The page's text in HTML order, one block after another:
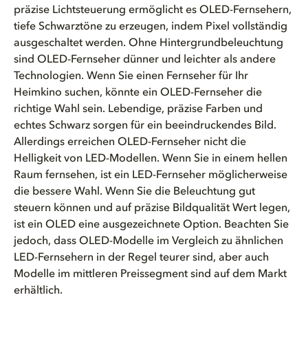
präzise Lichtsteuerung ermöglicht es OLED-Fernsehern,
tiefe Schwarztöne zu erzeugen, indem Pixel vollständig
ausgeschaltet werden. Ohne Hintergrundbeleuchtung
sind OLED-Fernseher dünner und leichter als andere
Technologien. Wenn Sie einen Fernseher für Ihr
Heimkino suchen, könnte ein OLED-Fernseher die
richtige Wahl sein. Lebendige, präzise Farben und
echtes Schwarz sorgen für ein beeindruckendes Bild.
Allerdings erreichen OLED-Fernseher nicht die
Helligkeit von LED-Modellen. Wenn Sie in einem hellen
Raum fernsehen, ist ein LED-Fernseher möglicherweise
die bessere Wahl. Wenn Sie die Beleuchtung gut
steuern können und auf präzise Bildqualität Wert legen,
ist ein OLED eine ausgezeichnete Option. Beachten Sie
jedoch, dass OLED-Modelle im Vergleich zu ähnlichen
LED-Fernsehern in der Regel teurer sind, aber auch
Modelle im mittleren Preissegment sind auf dem Markt
erhältlich.